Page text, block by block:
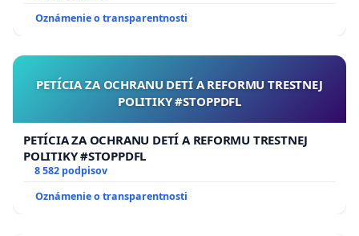
Oznámenie o transparentnosti
PETÍCIA ZA OCHRANU DETÍ A REFORMU TRESTNEJ
POLITIKY #STOPPDFL
PETÍCIA ZA OCHRANU DETÍ A REFORMU TRESTNEJ
POLITIKY #STOPPDFL
8 582 podpisov
Oznámenie o transparentnosti